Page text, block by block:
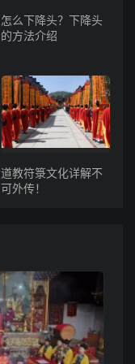
怎么下降头？下降头
的方法介绍
道教符箓文化详解不
可外传！